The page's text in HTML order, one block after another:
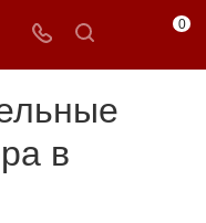
0
в